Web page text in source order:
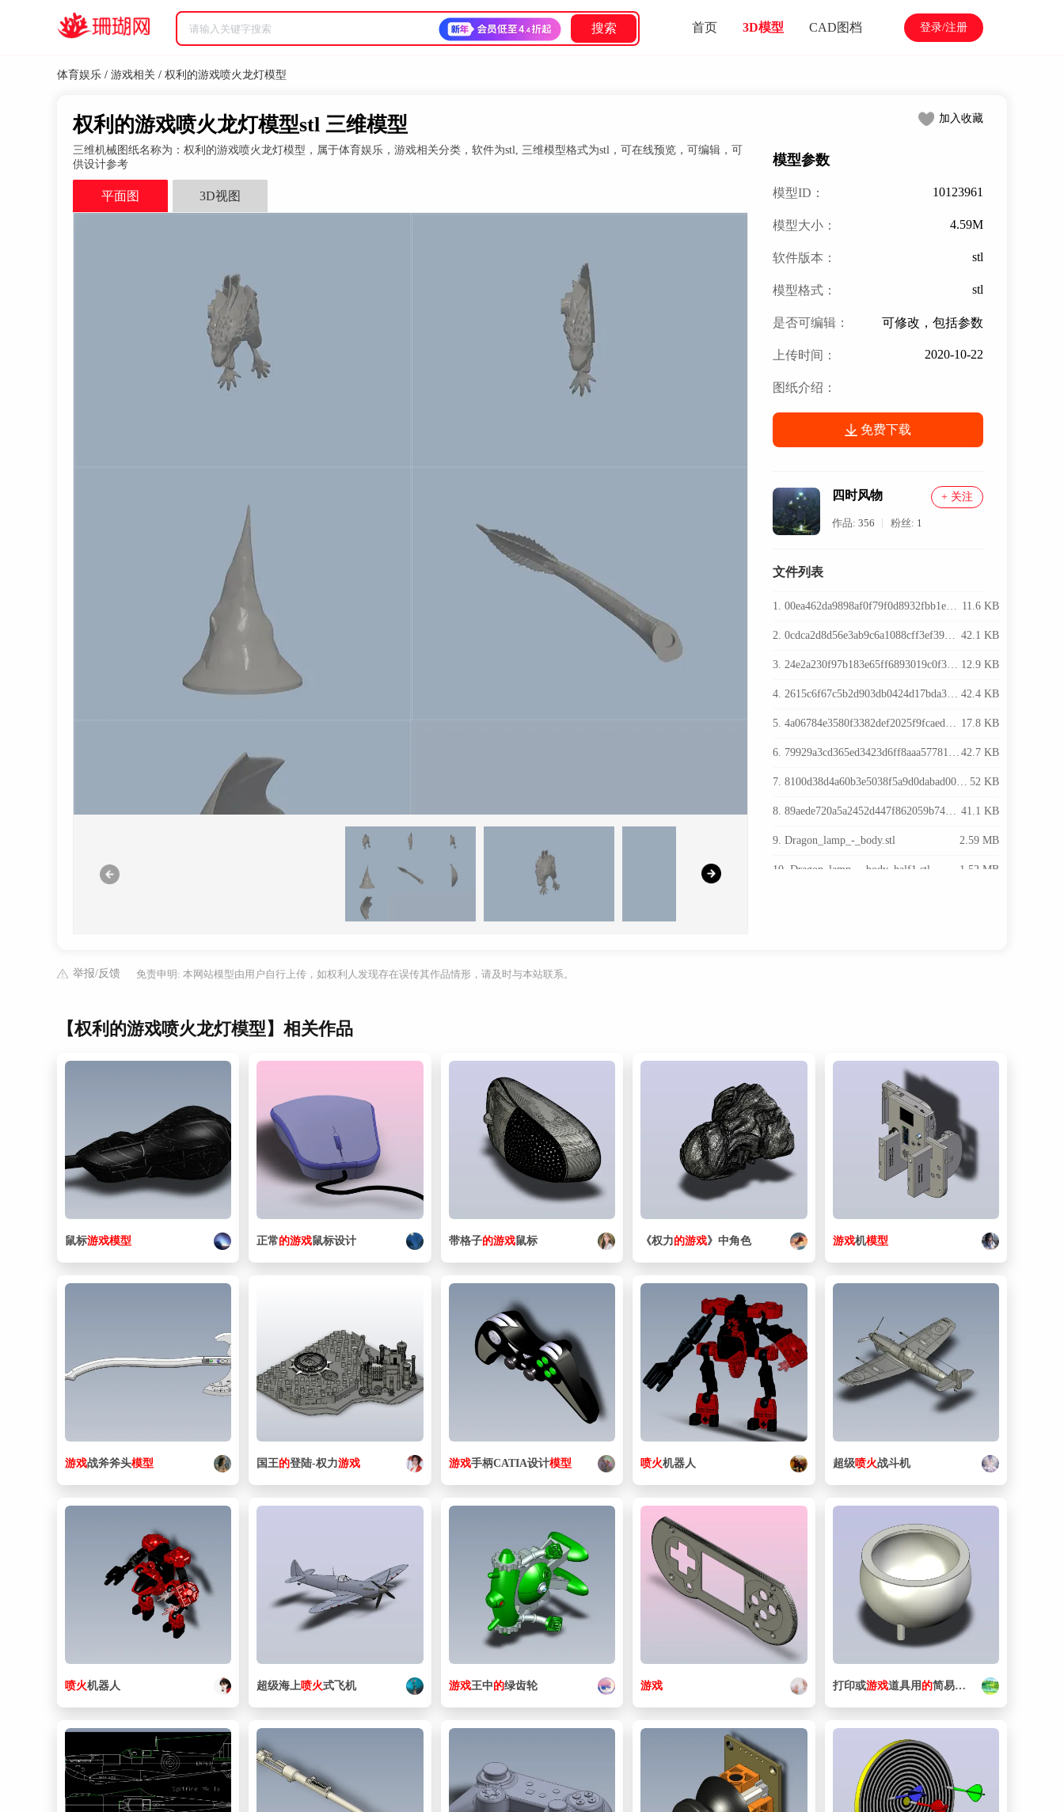
搜索 首页 3D模型 CAD图档 登录/注册
体育娱乐 / 游戏相关 / 权利的游戏喷火龙灯模型
权利的游戏喷火龙灯模型stl 三维模型
三维机械图纸名称为：权利的游戏喷火龙灯模型，属于体育娱乐，游戏相关分类，软件为stl, 三维模型格式为stl，可在线预览，可编辑，可
供设计参考
平面图 3D视图
加入收藏
模型参数
模型ID： 10123961
模型大小： 4.59M
软件版本： stl
模型格式： stl
是否可编辑： 可修改，包括参数
上传时间： 2020-10-22
图纸介绍：
免费下载
四时风物
作品:356 粉丝: 1
+ 关注
文件列表
1. 00ea462da9898af0f79f0d8932fbb1e2_preview_featured.jpeg 11.6 KB
2. 0cdca2d8d56e3ab9c6a1088cff3ef395_preview_featured.jpg 42.1 KB
3. 24e2a230f97b183e65ff6893019c0f3b_preview_featured.jpeg 12.9 KB
4. 2615c6f67c5b2d903db0424d17bda350_preview_featured.jpg 42.4 KB
5. 4a06784e3580f3382def2025f9fcaed9_preview_featured.jpeg 17.8 KB
6. 79929a3cd365ed3423d6ff8aaa57781e_preview_featured.jpg 42.7 KB
7. 8100d38d4a60b3e5038f5a9d0dabad00_preview_featured.jpg 52 KB
8. 89aede720a5a2452d447f862059b7474_preview_featured.jpg 41.1 KB
9. Dragon_lamp_-_body.stl 2.59 MB
10. Dragon_lamp_-_body_half1.stl 1.52 MB
19. f78119588204bdf5aeb2127eefd6c7b1_preview_featured.jpg 52.4 KB
举报/反馈 免责申明: 本网站模型由用户自行上传，如权利人发现存在误传其作品情形，请及时与本站联系。
【权利的游戏喷火龙灯模型】相关作品
鼠标游戏模型 正常的游戏鼠标设计 带格子的游戏鼠标 《权力的游戏》中角色 游戏机模型
游戏战斧斧头模型 国王的登陆-权力游戏 游戏手柄CATIA设计模型 喷火机器人 超级喷火战斗机
喷火机器人 超级海上喷火式飞机 游戏王中的绿齿轮 游戏 打印或游戏道具用 的简易坩埚。